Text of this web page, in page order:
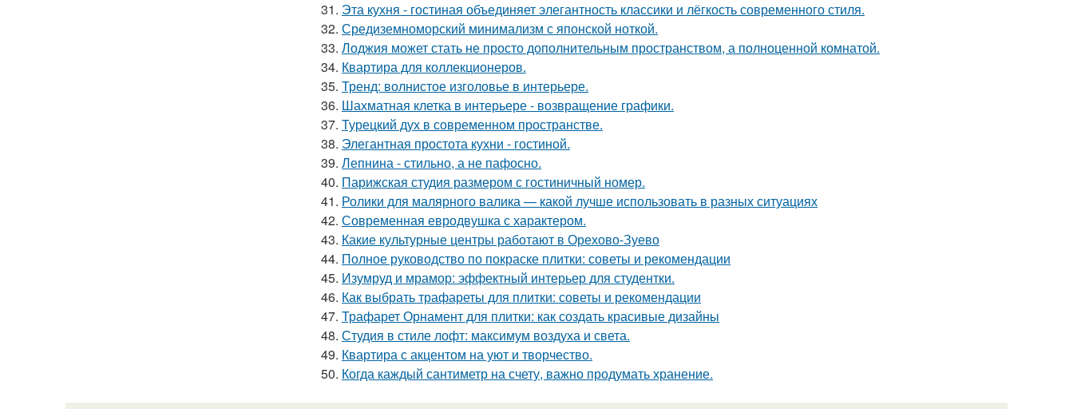
31. Эта кухня - гостиная объединяет элегантность классики и лёгкость современного стиля.
32. Средиземноморский минимализм с японской ноткой.
33. Лоджия может стать не просто дополнительным пространством, а полноценной комнатой.
34. Квартира для коллекционеров.
35. Тренд: волнистое изголовье в интерьере.
36. Шахматная клетка в интерьере - возвращение графики.
37. Турецкий дух в современном пространстве.
38. Элегантная простота кухни - гостиной.
39. Лепнина - стильно, а не пафосно.
40. Парижская студия размером с гостиничный номер.
41. Ролики для малярного валика — какой лучше использовать в разных ситуациях
42. Современная евродвушка с характером.
43. Какие культурные центры работают в Орехово-Зуево
44. Полное руководство по покраске плитки: советы и рекомендации
45. Изумруд и мрамор: эффектный интерьер для студентки.
46. Как выбрать трафареты для плитки: советы и рекомендации
47. Трафарет Орнамент для плитки: как создать красивые дизайны
48. Студия в стиле лофт: максимум воздуха и света.
49. Квартира с акцентом на уют и творчество.
50. Когда каждый сантиметр на счету, важно продумать хранение.